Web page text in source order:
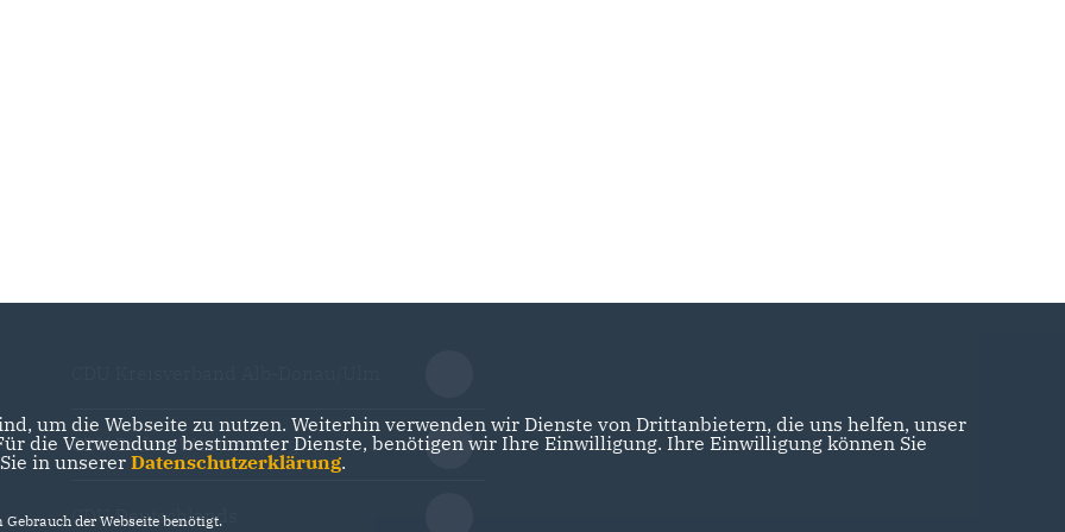
CDU Baden-Württemberg
CDU Deutschlands
um die Webseite zu nutzen. Weiterhin verwenden wir Dienste von Drittanbietern, die uns helfen, unser
die Verwendung bestimmter Dienste, benötigen wir Ihre Einwilligung. Ihre Einwilligung können Sie
in unserer Datenschutzerklärung.
der Webseite benötigt.